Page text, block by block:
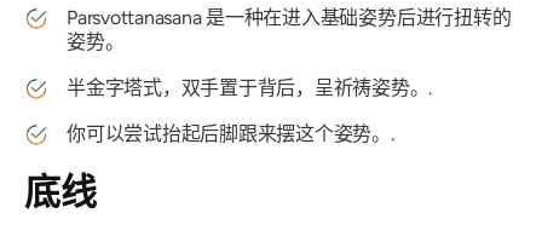
Parsvottanasana是一种在进入基础姿势后进行扭转的
姿势。
半金字塔式，双手置于背后，呈祈祷姿势。.
你可以尝试抬起后脚跟来摆这个姿势。.
底线